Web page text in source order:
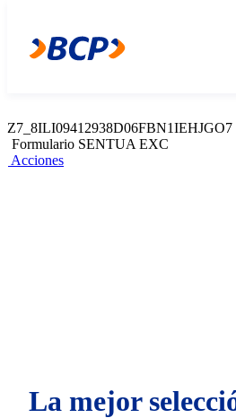
Acciones
Z7_8ILI09412938D06FBN1IEHJGO7
Formulario SENTUA EXC
Acciones
La mejor